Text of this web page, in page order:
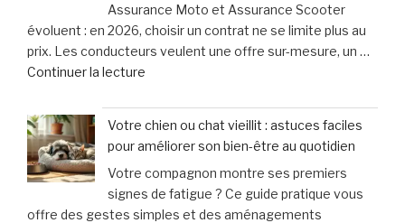
que
15
minutes
fréquentes
à
éviter
Assurance Moto et Assurance Scooter
évoluent : en 2026, choisir un contrat ne se limite plus au
prix. Les conducteurs veulent une offre sur-mesure, un …
Continuer la lecture
Moto
et
Scooter
:
April
Moto
Votre chien ou chat vieillit : astuces faciles
pour améliorer son bien-être au quotidien
Votre compagnon montre ses premiers
signes de fatigue ? Ce guide pratique vous
offre des gestes simples et des aménagements